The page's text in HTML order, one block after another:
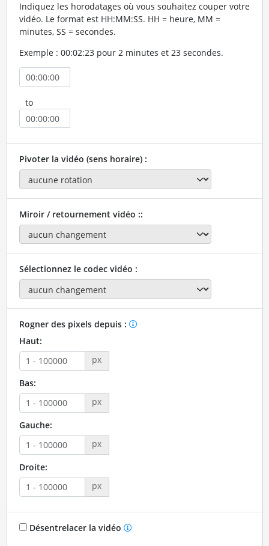
Indiquez les horodatages où vous souhaitez couper votre
vidéo. Le format est HH:MM:SS. HH = heure, MM =
minutes, SS = secondes.
Exemple : 00:02:23 pour 2 minutes et 23 secondes.
to
Pivoter la vidéo (sens horaire) :
Miroir / retournement vidéo ::
Sélectionnez le codec vidéo :
Rogner des pixels depuis :
Haut:
px
Bas:
px
Gauche:
px
Droite:
px
Désentrelacer la vidéo